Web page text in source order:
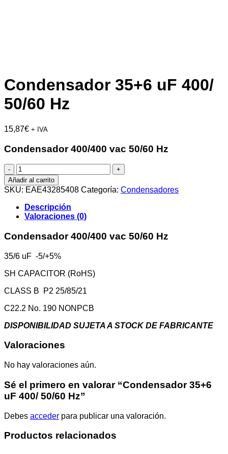
Condensador 35+6 uF 400/
50/60 Hz
15,87€ + IVA
Condensador 400/400 vac 50/60 Hz
Condensador
35+6
uF
400/
50/60
Hz
cantidad
Añadir al carrito
SKU: EAE43285408 Categoría: Condensadores
Descripción
Valoraciones (0)
Condensador 400/400 vac 50/60 Hz
35/6 uF -5/+5%
SH CAPACITOR (RoHS)
CLASS B P2 25/85/21
C22.2 No. 190 NONPCB
DISPONIBILIDAD SUJETA A STOCK DE FABRICANTE
Valoraciones
No hay valoraciones aún.
Sé el primero en valorar “Condensador 35+6
uF 400/ 50/60 Hz”
Debes acceder para publicar una valoración.
Productos relacionados